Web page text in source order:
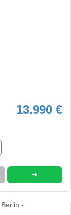
13.990 €
➜